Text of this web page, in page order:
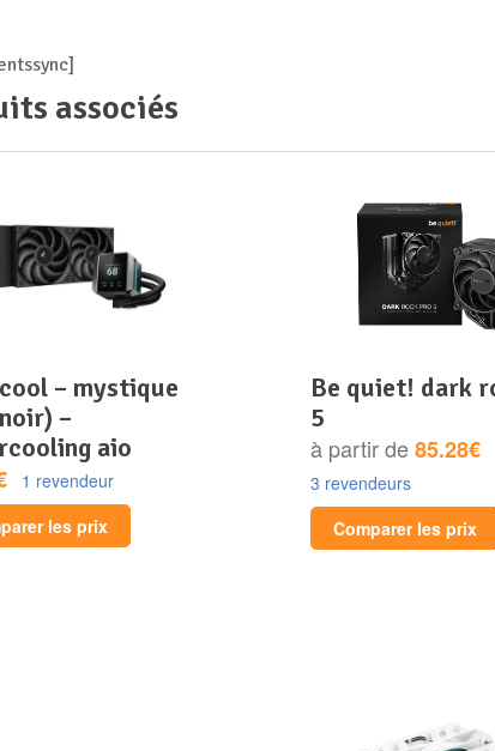
associés
–
aio
1 revendeur
les prix
be quiet! dark rock pro
5
à partir de85.28€
3 revendeurs
Comparer les prix